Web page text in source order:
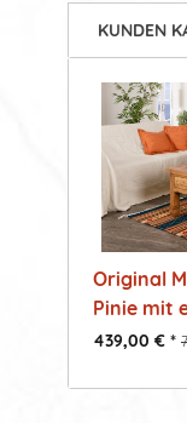
KUNDEN
Original
Pinie mit
439,00 € *